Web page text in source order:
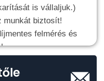
is vállaljuk.)
munkát biztosít!
felmérés és